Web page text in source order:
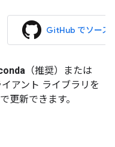
GitHub でソース
（推奨）または
アント ライブラリを
更新できます。